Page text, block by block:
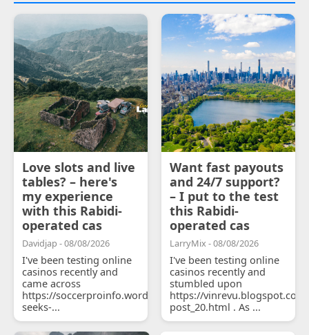
Love slots and live
tables? – here's
my experience
with this Rabidi-
operated cas
Davidjap - 08/08/2026
I've been testing online
casinos recently and
came across
https://soccerproinfo.wordpress.com/2026/07/11/courtois-
seeks-...
Want fast payouts
and 24/7 support?
– I put to the test
this Rabidi-
operated cas
LarryMix - 08/08/2026
I've been testing online
casinos recently and
stumbled upon
https://
post_20.html . As ...